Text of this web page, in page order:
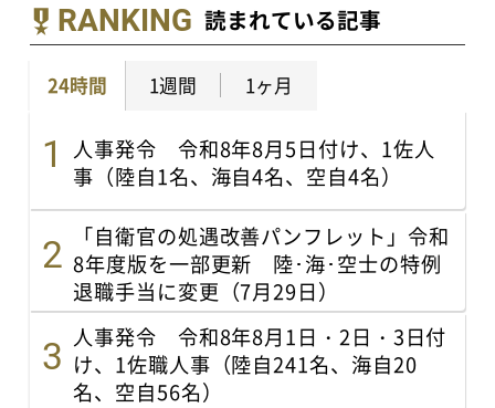
RANKING 読まれている記事
24時間 1週間 1ヶ月
人事発令 令和8年8月5日付け、1佐人
事（陸自1名、海自4名、空自4名）
「自衛官の処遇改善パンフレット」令和
8年度版を一部更新 陸･海･空士の特例
退職手当に変更（7月29日）
人事発令 令和8年8月1日・2日・3日付
け、1佐職人事（陸自241名、海自20
名、空自56名）